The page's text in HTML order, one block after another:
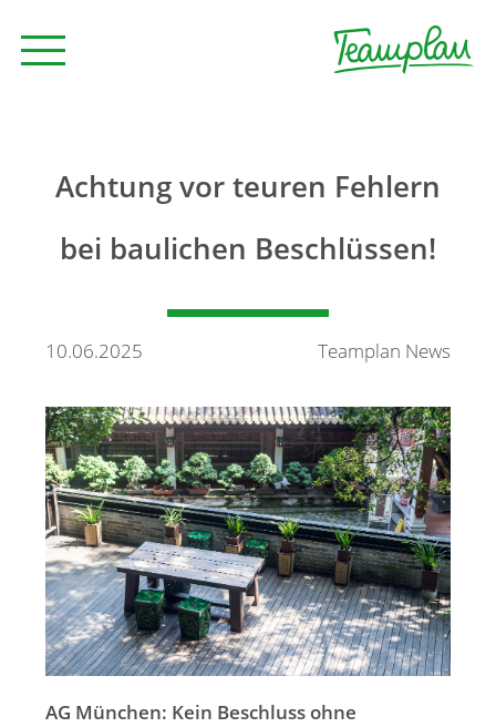
Beratung
Kontakt
Merkzettel
Newsletter
Achtung vor teuren Fehlern
bei baulichen Beschlüssen!
10.06.2025 Teamplan News
AG München: Kein Beschluss ohne